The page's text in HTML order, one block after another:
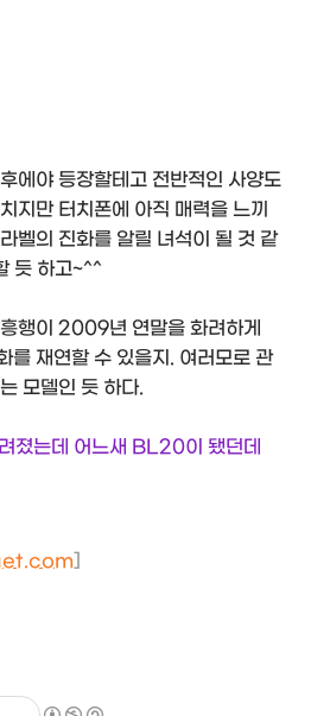
에야 등장할테고 전반적인 사양도
지만 터치폰에 아직 매력을 느끼
벨의 진화를 알릴 녀석이 될 것 같
듯 하고~^^
행이 2009년 연말을 화려하게
를 재연할 수 있을지. 여러모로 관
모델인 듯 하다.
졌는데 어느새 BL20이 됐던데
]